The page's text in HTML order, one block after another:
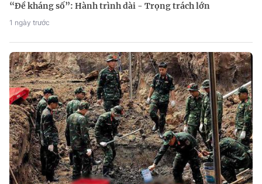
“Đề kháng số”: Hành trình dài - Trọng trách lớn
1 ngày trước